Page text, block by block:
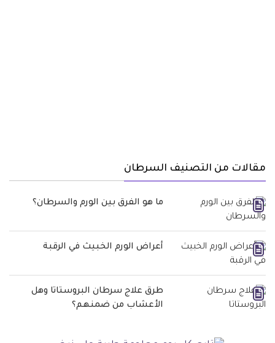
مقالات من التصنيف السرطان
ما هو الفرق بين الورم والسرطان؟
أعراض الورم الخبيث في الرقبة
طرق علاج سرطان البروستاتا وهل
الأعشاب من ضمنهم؟